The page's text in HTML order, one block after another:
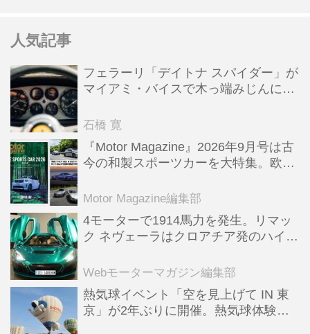
人気記事
フェラーリ「デイトナ スパイダー」が
マイアミ・バイスで木っ端みじんにな
石橋 寛
『Motor Magazine』2026年9月号は古
今の和製スポーツカーを大特集。欧州
Motor Magazine編集部
4モーターで1914馬力を発生。リマッ
ク ネヴェーラはクロアチア発のハイパ
全版／115】
Webモーターマガジン編集部
熱気球イベント「空を見上げて IN 東
京」が2年ぶりに開催。熱気球体験搭